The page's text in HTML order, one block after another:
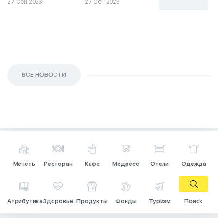
27 Сен 2023
27 Сен 2023
ВСЕ НОВОСТИ
Мечеть Ресторан Кафе Медресе Отели Одежда
АтрибутикаЗдоровье Продукты Фонды Туризм Поиск